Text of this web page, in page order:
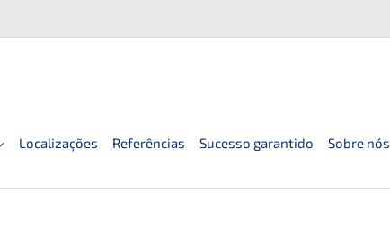
Localizações Referências Sucesso garantido Sobre nós